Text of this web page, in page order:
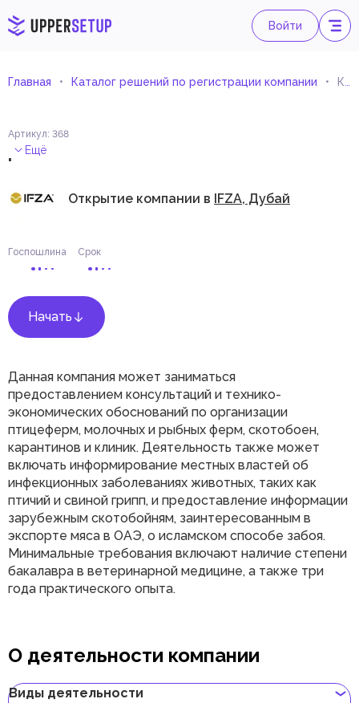
Войти
Главная Каталог решений по регистрации компании Консультант в области ветеринарии
Артикул: 368
. Ещё
Открытие компании в IFZA, Дубай
Госпошлина Срок
Начать
Данная компания может заниматься
предоставлением консультаций и технико-
экономических обоснований по организации
птицеферм, молочных и рыбных ферм, скотобоен,
карантинов и клиник. Деятельность также может
включать информирование местных властей об
инфекционных заболеваниях животных, таких как
птичий и свиной грипп, и предоставление информации
зарубежным скотобойням, заинтересованным в
экспорте мяса в ОАЭ, о исламском способе забоя.
Минимальные требования включают наличие степени
бакалавра в ветеринарной медицине, а также три
года практического опыта.
О деятельности компании
Виды деятельности